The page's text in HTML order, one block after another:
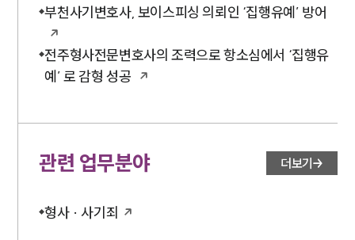
부천사기변호사, 보이스피싱 의뢰인 ‘집행유예’ 방어
전주형사전문변호사의 조력으로 항소심에서 ‘집행유
예’ 로 감형 성공
관련 업무분야 더보기
형사 · 사기죄